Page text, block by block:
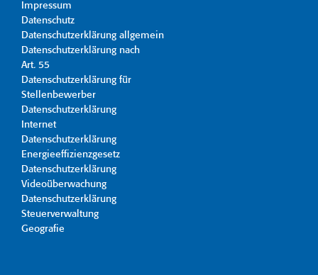
Impressum
Datenschutz
Datenschutzerklärung allgemein
Datenschutzerklärung nach
Art. 55
Datenschutzerklärung für
Stellenbewerber
Datenschutzerklärung
Internet
Datenschutzerklärung
Energieeffizienzgesetz
Datenschutzerklärung
Videoüberwachung
Datenschutzerklärung
Steuerverwaltung
Geografie